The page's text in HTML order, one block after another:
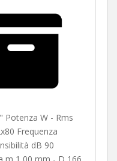
Potenza W - Rms
Frequenza
dB 90